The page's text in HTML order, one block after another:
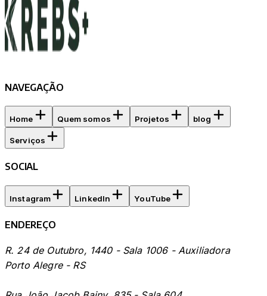
NAVEGAÇÃO
Home Quem somos Projetos blog
Serviços
SOCIAL
Instagram LinkedIn YouTube
ENDEREÇO
R. 24 de Outubro, 1440 - Sala 1006 - Auxiliadora
Porto Alegre - RS